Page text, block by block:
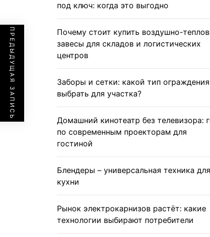
ПРЕДЫДУЩАЯ ЗАПИСЬ
под ключ: когда это выгодно
Почему стоит купить воздушно-
завесы для складов и логистических
центров
Заборы и сетки: какой тип ограждения
выбрать для участка?
Домашний кинотеатр без телевизора:
по современным проекторам для
гостиной
Блендеры – универсальная техника для
кухни
Рынок электрокарнизов растёт: какие
технологии выбирают потребители